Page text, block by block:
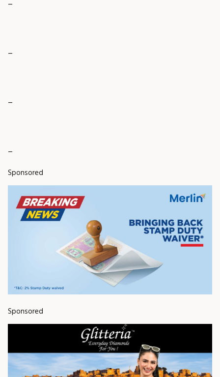
_
_
_
Sponsored
Sponsored